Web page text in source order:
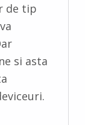
de tip
si asta